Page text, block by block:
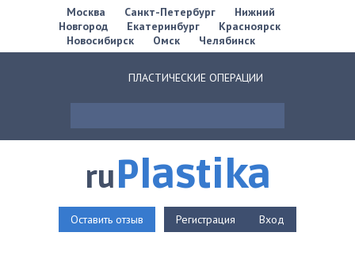
Москва Санкт-Петербург
Нижний
Новгород
Екатеринбург
Красноярск
Новосибирск
Омск Челябинск
ПЛАСТИЧЕСКИЕ ОПЕРАЦИИ
ruPlastika
Оставить отзыв Регистрация Вход